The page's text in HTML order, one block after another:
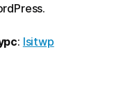
: Isitwp